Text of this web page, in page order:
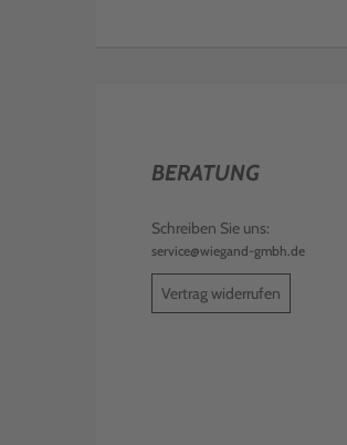
BERATUNG
Schreiben Sie uns:
service@wiegand-gmbh.de
Vertrag widerrufen